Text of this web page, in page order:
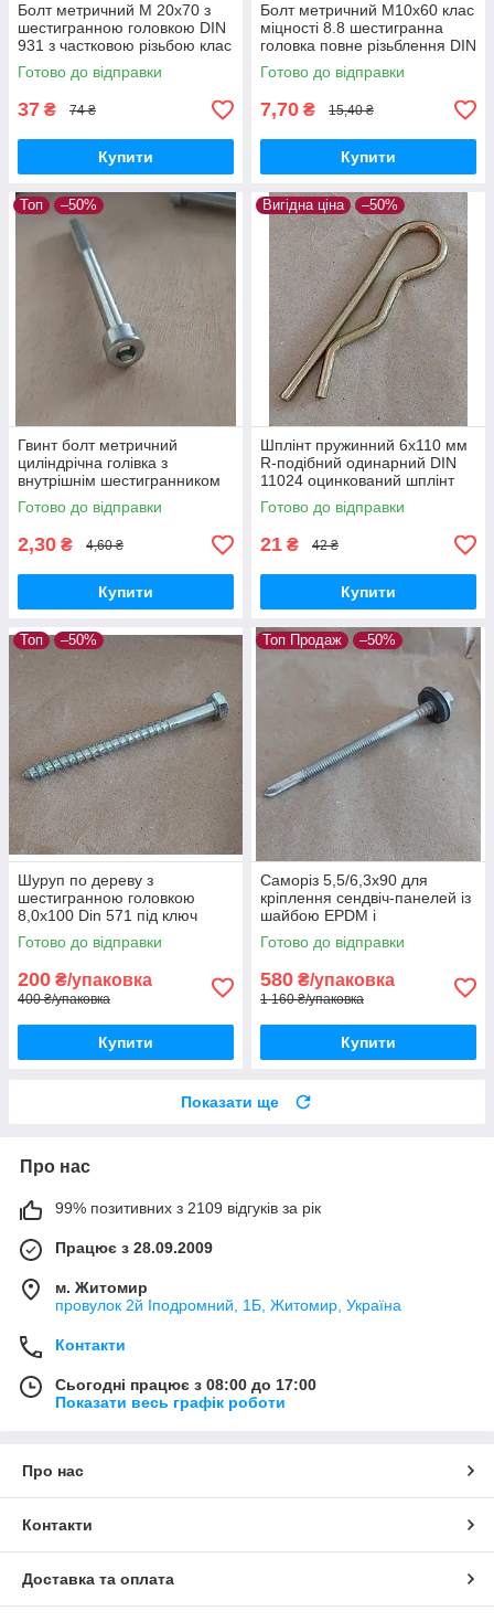
Болт метричний М 20х70 з
шестигранною головкою DIN
931 з частковою різьбою клас
міцності 5,8 без покриття
Готово до відправки
37 ₴ 74 ₴
Купити
Болт метричний М10х60 клас
міцності 8.8 шестигранна
головка повне різьблення DIN
933 болт оцинкований
Готово до відправки
7,70 ₴ 15,40 ₴
Купити
Топ –50%
Гвинт болт метричний
циліндрічна голівка з
внутрішнім шестигранником
INBUS М5х60мм клас
міцності 8,8 DIN912
оцинкований
Готово до відправки
2,30 ₴ 4,60 ₴
Купити
Вигідна ціна –50%
Шплінт пружинний 6x110 мм
R-подібний одинарний DIN
11024 оцинкований шплінт
голковий
Готово до відправки
21 ₴ 42 ₴
Купити
Топ –50%
Шуруп по дереву з
шестигранною головкою
8,0х100 Din 571 під ключ
оцинкований шуруп для лаг
Готово до відправки
200 ₴/упаковка
400 ₴/упаковка
Купити
Топ Продаж –50%
Саморіз 5,5/6,3х90 для
кріплення сендвіч-панелей із
шайбою EPDM і
шестигранною головкою з
буром оцинкований
Готово до відправки
580 ₴/упаковка
1 160 ₴/упаковка
Купити
Показати ще
Про нас
99% позитивних з 2109 відгуків за рік
Працює з 28.09.2009
м. Житомир
провулок 2й Іподромний, 1Б, Житомир, Україна
Контакти
Сьогодні працює з 08:00 до 17:00
Показати весь графік роботи
Про нас
Контакти
Доставка та оплата